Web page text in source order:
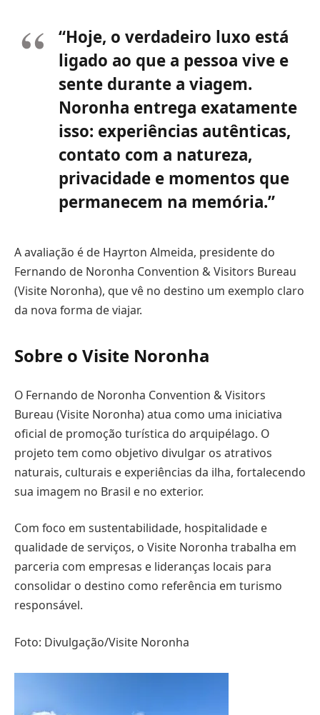
“Hoje, o verdadeiro luxo está
ligado ao que a pessoa vive e
sente durante a viagem.
Noronha entrega exatamente
isso: experiências autênticas,
contato com a natureza,
privacidade e momentos que
permanecem na memória.”
A avaliação é de Hayrton Almeida, presidente do
Fernando de Noronha Convention & Visitors Bureau
(Visite Noronha), que vê no destino um exemplo claro
da nova forma de viajar.
Sobre o Visite Noronha
O Fernando de Noronha Convention & Visitors
Bureau (Visite Noronha) atua como uma iniciativa
oficial de promoção turística do arquipélago. O
projeto tem como objetivo divulgar os atrativos
naturais, culturais e experiências da ilha, fortalecendo
sua imagem no Brasil e no exterior.
Com foco em sustentabilidade, hospitalidade e
qualidade de serviços, o Visite Noronha trabalha em
parceria com empresas e lideranças locais para
consolidar o destino como referência em turismo
responsável.
Foto: Divulgação/Visite Noronha